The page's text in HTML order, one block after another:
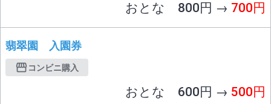
おとな 800円 → 700円
翡翠園 入園券
コンビニ購入
おとな 600円 → 500円